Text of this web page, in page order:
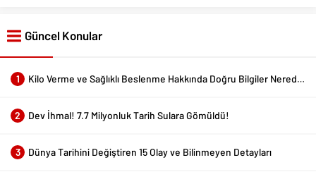
Güncel Konular
1 Kilo Verme ve Sağlıklı Beslenme Hakkında Doğru Bilgiler Nerede Bulunur?
2 Dev İhmal! 7.7 Milyonluk Tarih Sulara Gömüldü!
3 Dünya Tarihini Değiştiren 15 Olay ve Bilinmeyen Detayları